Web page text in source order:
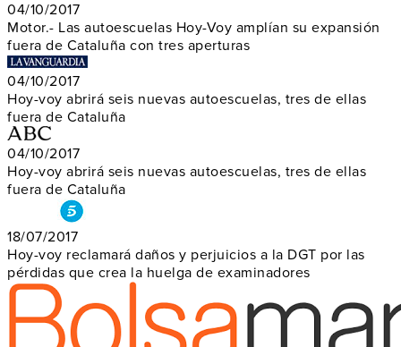
04/10/2017
Motor.- Las autoescuelas Hoy-Voy amplían su expansión
fuera de Cataluña con tres aperturas
04/10/2017
Hoy-voy abrirá seis nuevas autoescuelas, tres de ellas
fuera de Cataluña
04/10/2017
Hoy-voy abrirá seis nuevas autoescuelas, tres de ellas
fuera de Cataluña
18/07/2017
Hoy-voy reclamará daños y perjuicios a la DGT por las
pérdidas que crea la huelga de examinadores